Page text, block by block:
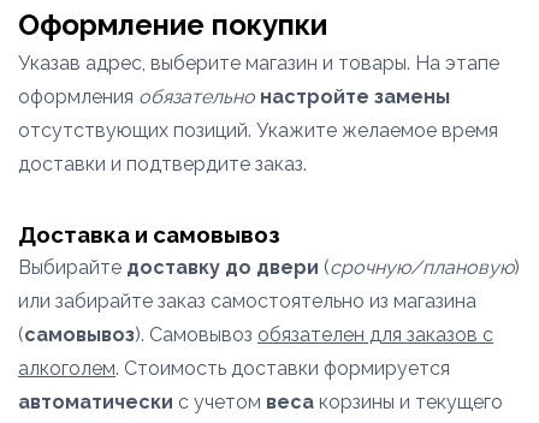
Оформление покупки
Указав адрес, выберите магазин и товары. На этапе
оформления обязательно настройте замены
отсутствующих позиций. Укажите желаемое время
доставки и подтвердите заказ.
Доставка и самовывоз
Выбирайте доставку до двери (срочную/плановую)
или забирайте заказ самостоятельно из магазина
(самовывоз). Самовывоз обязателен для заказов с
алкоголем. Стоимость доставки формируется
автоматически с учетом веса корзины и текущего